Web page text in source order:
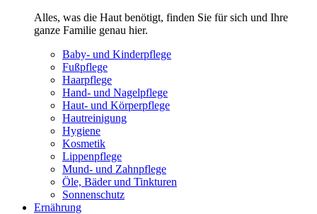
Alles, was die Haut benötigt, finden Sie für sich und Ihre
ganze Familie genau hier.
Baby- und Kinderpflege
Fußpflege
Haarpflege
Hand- und Nagelpflege
Haut- und Körperpflege
Hautreinigung
Hygiene
Kosmetik
Lippenpflege
Mund- und Zahnpflege
Öle, Bäder und Tinkturen
Sonnenschutz
Ernährung